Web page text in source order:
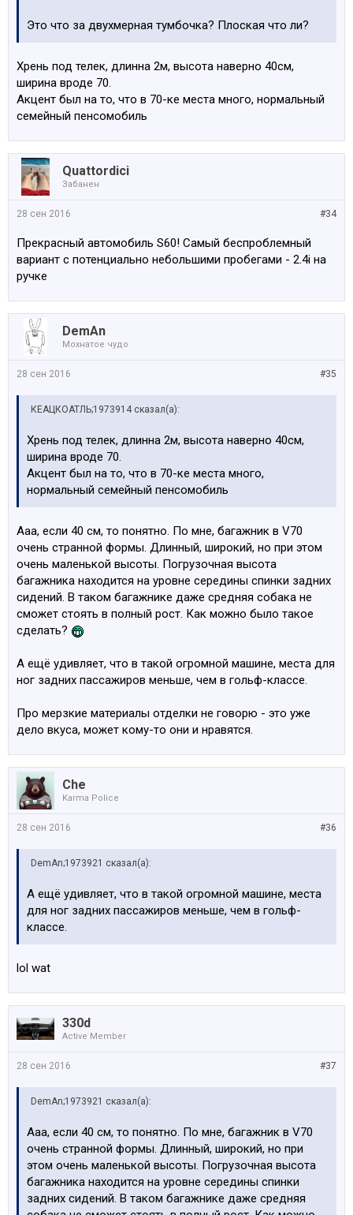
Это что за двухмерная тумбочка? Плоская что ли?
Хрень под телек, длинна 2м, высота наверно 40см,
ширина вроде 70.
Акцент был на то, что в 70-ке места много, нормальный
семейный пенсомобиль
Quattordici
Забанен
#34
28 сен 2016
Прекрасный автомобиль S60! Самый беспроблемный
вариант с потенциально небольшими пробегами - 2.4i на
ручке
DemAn
Мохнатое чудо
#35
28 сен 2016
КЕАЦКОАТЛЬ;1973914 сказал(а):
Хрень под телек, длинна 2м, высота наверно 40см,
ширина вроде 70.
Акцент был на то, что в 70-ке места много,
нормальный семейный пенсомобиль
Ааа, если 40 см, то понятно. По мне, багажник в V70
очень странной формы. Длинный, широкий, но при этом
очень маленькой высоты. Погрузочная высота
багажника находится на уровне середины спинки задних
сидений. В таком багажнике даже средняя собака не
сможет стоять в полный рост. Как можно было такое
сделать?
А ещё удивляет, что в такой огромной машине, места для
ног задних пассажиров меньше, чем в гольф-классе.
Про мерзкие материалы отделки не говорю - это уже
дело вкуса, может кому-то они и нравятся.
Che
Karma Police
#36
28 сен 2016
DemAn;1973921 сказал(а):
А ещё удивляет, что в такой огромной машине, места
для ног задних пассажиров меньше, чем в гольф-
классе.
lol wat
330d
Active Member
#37
28 сен 2016
DemAn;1973921 сказал(а):
Ааа, если 40 см, то понятно. По мне, багажник в V70
очень странной формы. Длинный, широкий, но при
этом очень маленькой высоты. Погрузочная высота
багажника находится на уровне середины спинки
задних сидений. В таком багажнике даже средняя